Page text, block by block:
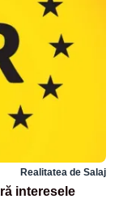
Realitatea de Salaj
interesele